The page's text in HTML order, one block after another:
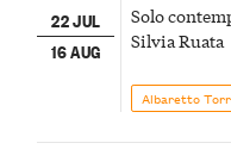
22 JUL
16 AUG
Solo
Silvia Ruata
Albaretto